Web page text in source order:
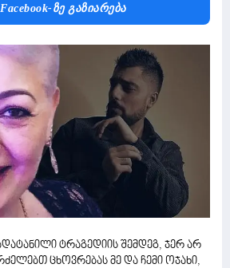
Facebook-Ზე Გაზიარება
ტრაგედიის შემდეგ, ჯერ არ
ცხოვრებას მე და ჩემი ოჯახი,